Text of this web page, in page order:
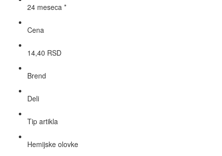
24 meseca *
Cena
14,40 RSD
Brend
Deli
Tip artikla
Hemijske olovke